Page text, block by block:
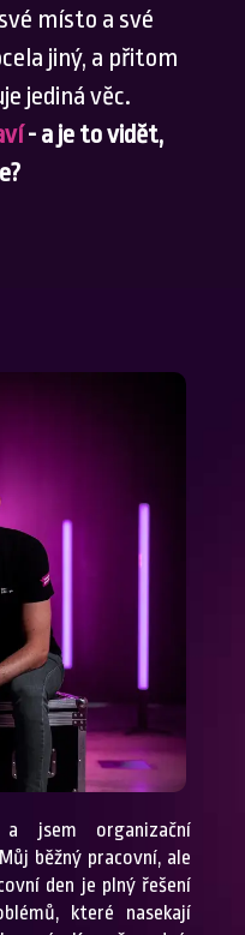
místo a své
jiný, a přitom
jediná věc.
- a je to vidět,
jsem organizační
běžný pracovní, ale
den je plný řešení
které nasekají